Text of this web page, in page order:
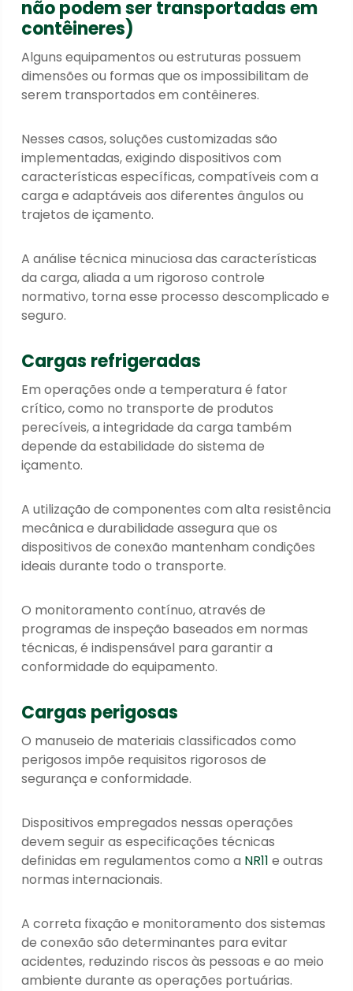
não podem ser transportadas em
contêineres)
Alguns equipamentos ou estruturas possuem
dimensões ou formas que os impossibilitam de
serem transportados em contêineres.
Nesses casos, soluções customizadas são
implementadas, exigindo dispositivos com
características específicas, compatíveis com a
carga e adaptáveis aos diferentes ângulos ou
trajetos de içamento.
A análise técnica minuciosa das características
da carga, aliada a um rigoroso controle
normativo, torna esse processo descomplicado e
seguro.
Cargas refrigeradas
Em operações onde a temperatura é fator
crítico, como no transporte de produtos
perecíveis, a integridade da carga também
depende da estabilidade do sistema de
içamento.
A utilização de componentes com alta resistência
mecânica e durabilidade assegura que os
dispositivos de conexão mantenham condições
ideais durante todo o transporte.
O monitoramento contínuo, através de
programas de inspeção baseados em normas
técnicas, é indispensável para garantir a
conformidade do equipamento.
Cargas perigosas
O manuseio de materiais classificados como
perigosos impõe requisitos rigorosos de
segurança e conformidade.
Dispositivos empregados nessas operações
devem seguir as especificações técnicas
definidas em regulamentos como a NR11 e outras
normas internacionais.
A correta fixação e monitoramento dos sistemas
de conexão são determinantes para evitar
acidentes, reduzindo riscos às pessoas e ao meio
ambiente durante as operações portuárias.